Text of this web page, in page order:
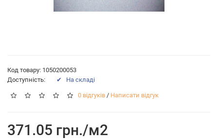
Код товару: 1050200053
Доступність:
✔ На складі
0 відгуків / Написати відгук
371.05 грн./м2